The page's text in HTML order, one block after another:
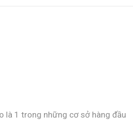
là 1 trong những cơ sở hàng đầu